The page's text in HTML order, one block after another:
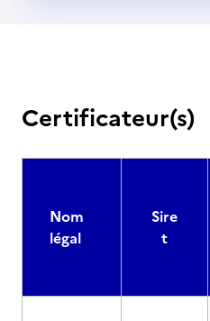
Certificateur(s)
Nom
légal
Sire
t